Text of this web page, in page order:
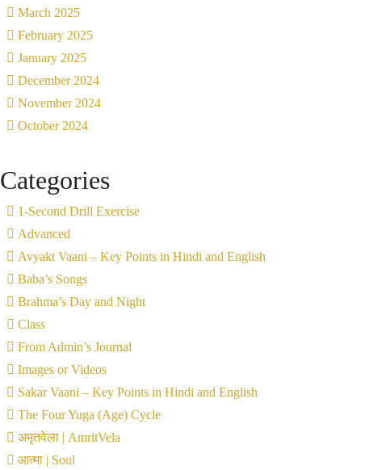
March 2025
February 2025
January 2025
December 2024
November 2024
October 2024
Categories
1-Second Drill Exercise
Advanced
Avyakt Vaani – Key Points in Hindi and English
Baba’s Songs
Brahma’s Day and Night
Class
From Admin’s Journal
Images or Videos
Sakar Vaani – Key Points in Hindi and English
The Four Yuga (Age) Cycle
अमृतवेला | AmritVela
आत्मा | Soul